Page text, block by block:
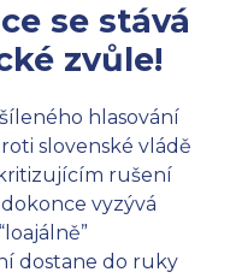
se stává
zvůle!
hlasování
slovenské vládě
rušení
vyzývá
dostane do ruky